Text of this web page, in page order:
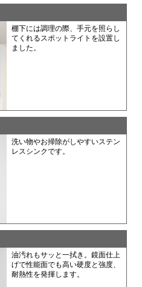
棚下には調理の際、手元を照らし
てくれるスポットライトを設置し
ました。
洗い物やお掃除がしやすいステン
レスシンクです。
油汚れもサッと一拭き。鏡面仕上
げで性能面でも高い硬度と強度、
耐熱性を発揮します。